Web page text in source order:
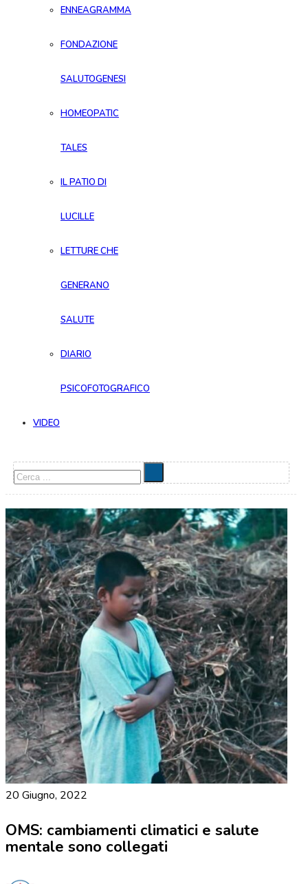
ENNEAGRAMMA
FONDAZIONE
SALUTOGENESI
HOMEOPATIC
TALES
IL PATIO DI
LUCILLE
LETTURE CHE
GENERANO
SALUTE
DIARIO
PSICOFOTOGRAFICO
VIDEO
Cerca
20 Giugno, 2022
OMS: cambiamenti climatici e salute
mentale sono collegati